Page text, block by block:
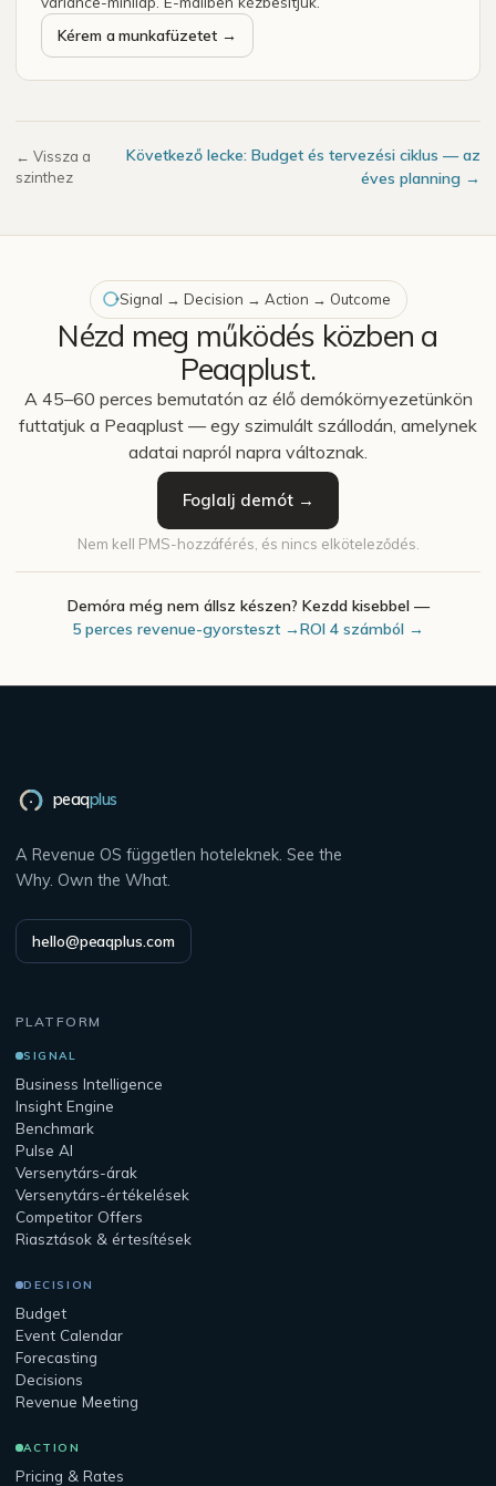
Kérem a munkafüzetet →
← Vissza a
szinthez
Következő lecke: Budget és tervezési ciklus — az
éves planning →
Signal → Decision → Action → Outcome
Nézd meg működés közben a
Peaqplust.
A 45–60 perces bemutatón az élő demókörnyezetünkön
futtatjuk a Peaqplust — egy szimulált szállodán, amelynek
adatai napról napra változnak.
Foglalj demót →
Nem kell PMS-hozzáférés, és nincs elköteleződés.
Demóra még nem állsz készen? Kezdd kisebbel —
5 perces revenue-gyorsteszt →ROI 4 számból →
peaqplus
A Revenue OS független hoteleknek. See the
Why. Own the What.
hello@peaqplus.com
PLATFORM
SIGNAL
Business Intelligence
Insight Engine
Benchmark
Pulse AI
Versenytárs-árak
Versenytárs-értékelések
Competitor Offers
Riasztások & értesítések
DECISION
Budget
Event Calendar
Forecasting
Decisions
Revenue Meeting
ACTION
Pricing & Rates